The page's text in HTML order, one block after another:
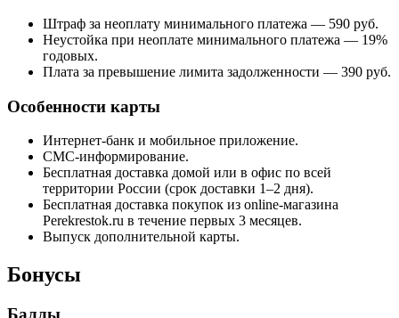
Штраф за неоплату минимального платежа — 590 руб.
Неустойка при неоплате минимального платежа — 19%
годовых.
Плата за превышение лимита задолженности — 390 руб.
Особенности карты
Интернет-банк и мобильное приложение.
СМС-информирование.
Бесплатная доставка домой или в офис по всей
территории России (срок доставки 1–2 дня).
Бесплатная доставка покупок из online-магазина
Perekrestok.ru в течение первых 3 месяцев.
Выпуск дополнительной карты.
Бонусы
Баллы